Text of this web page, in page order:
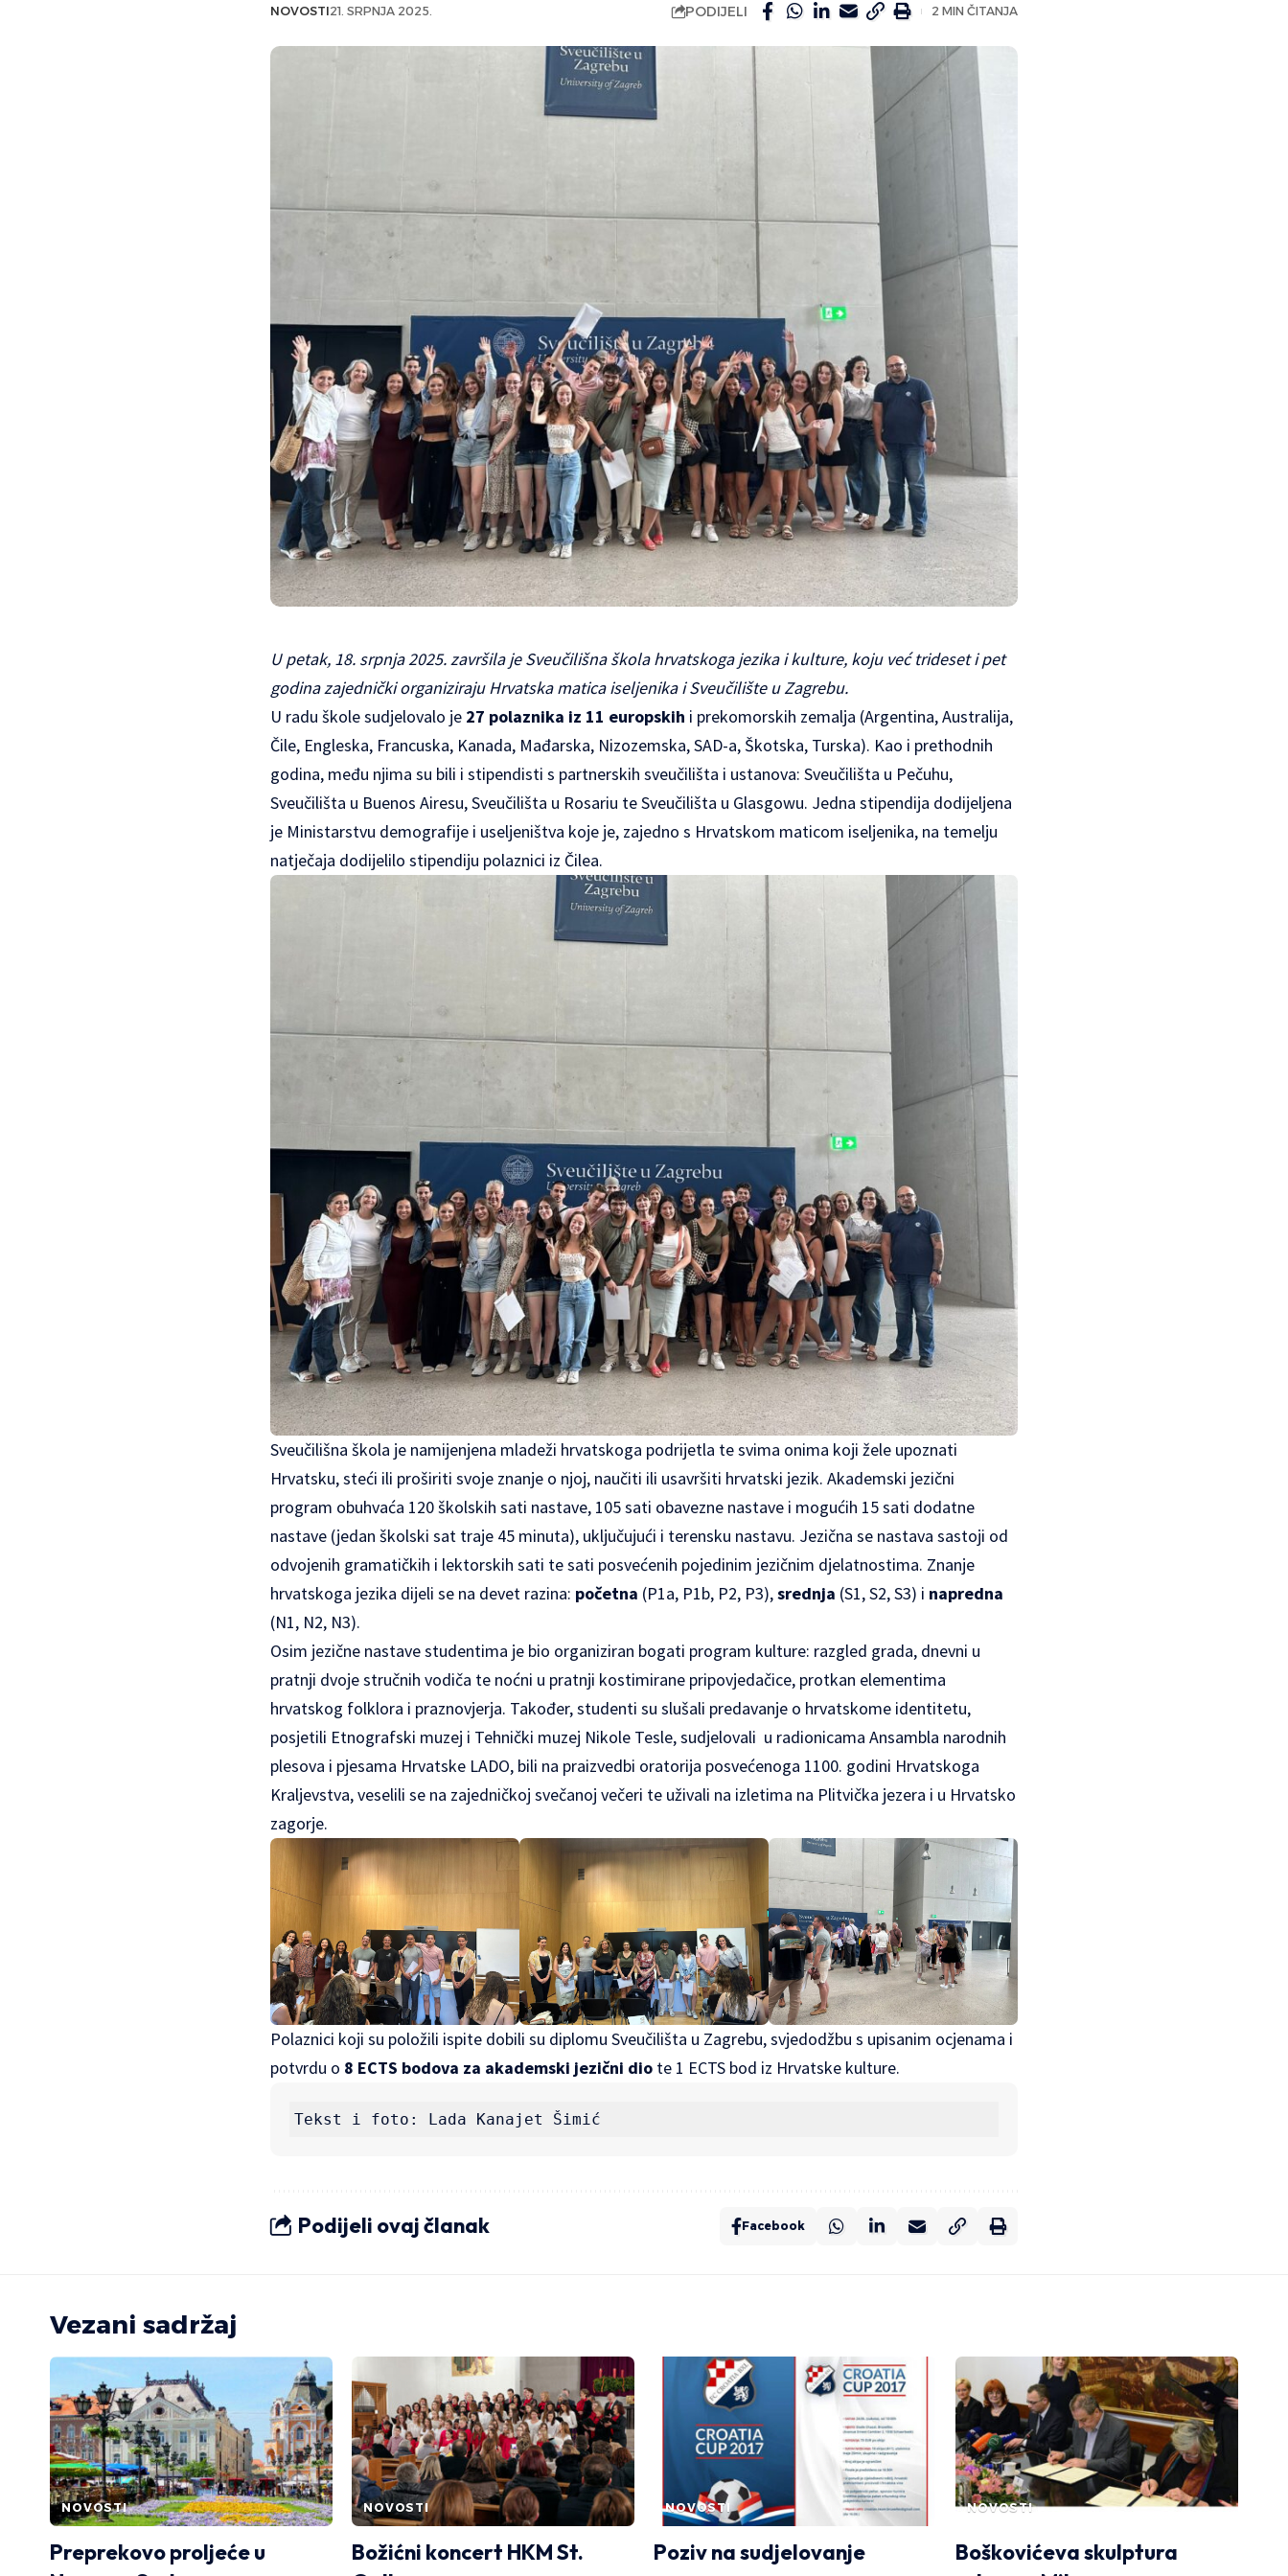
NOVOSTI21. SRPNJA 2025. PODIJELI 2 MIN ČITANJA
U petak, 18. srpnja 2025. završila je Sveučilišna škola hrvatskoga jezika i kulture, koju već trideset i pet
godina zajednički organiziraju Hrvatska matica iseljenika i Sveučilište u Zagrebu.
U radu škole sudjelovalo je 27 polaznika iz 11 europskih i prekomorskih zemalja (Argentina, Australija,
Čile, Engleska, Francuska, Kanada, Mađarska, Nizozemska, SAD-a, Škotska, Turska). Kao i prethodnih
godina, među njima su bili i stipendisti s partnerskih sveučilišta i ustanova: Sveučilišta u Pečuhu,
Sveučilišta u Buenos Airesu, Sveučilišta u Rosariu te Sveučilišta u Glasgowu. Jedna stipendija dodijeljena
je Ministarstvu demografije i useljeništva koje je, zajedno s Hrvatskom maticom iseljenika, na temelju
natječaja dodijelilo stipendiju polaznici iz Čilea.
Sveučilišna škola je namijenjena mladeži hrvatskoga podrijetla te svima onima koji žele upoznati
Hrvatsku, steći ili proširiti svoje znanje o njoj, naučiti ili usavršiti hrvatski jezik. Akademski jezični
program obuhvaća 120 školskih sati nastave, 105 sati obavezne nastave i mogućih 15 sati dodatne
nastave (jedan školski sat traje 45 minuta), uključujući i terensku nastavu. Jezična se nastava sastoji od
odvojenih gramatičkih i lektorskih sati te sati posvećenih pojedinim jezičnim djelatnostima. Znanje
hrvatskoga jezika dijeli se na devet razina: početna (P1a, P1b, P2, P3),srednja (S1, S2, S3) i napredna
(N1, N2, N3).
Osim jezične nastave studentima je bio organiziran bogati program kulture: razgled grada, dnevni u
pratnji dvoje stručnih vodiča te noćni u pratnji kostimirane pripovjedačice, protkan elementima
hrvatskog folklora i praznovjerja. Također, studenti su slušali predavanje o hrvatskome identitetu,
posjetili Etnografski muzej i Tehnički muzej Nikole Tesle, sudjelovali u radionicama Ansambla narodnih
plesova i pjesama Hrvatske LADO, bili na praizvedbi oratorija posvećenoga 1100. godini Hrvatskoga
Kraljevstva, veselili se na zajedničkoj svečanoj večeri te uživali na izletima na Plitvička jezera i u Hrvatsko
zagorje.
Polaznici koji su položili ispite dobili su diplomu Sveučilišta u Zagrebu, svjedodžbu s upisanim ocjenama i
potvrdu o 8 ECTS bodova za akademski jezični dio te 1 ECTS bod iz Hrvatske kulture.
Tekst i foto: Lada Kanajet Šimić
Podijeli ovaj članak Facebook
Vezani sadržaj
NOVOSTI
Preprekovo proljeće u
NOVOSTI
Božićni koncert HKM St.
NOVOSTI
Poziv na sudjelovanje
NOVOSTI
Boškovićeva skulptura